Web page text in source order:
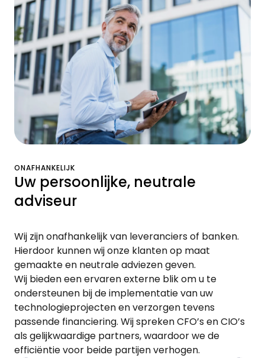
ONAFHANKELIJK
Uw persoonlijke, neutrale
adviseur
Wij zijn onafhankelijk van leveranciers of banken.
Hierdoor kunnen wij onze klanten op maat
gemaakte en neutrale adviezen geven.
Wij bieden een ervaren externe blik om u te
ondersteunen bij de implementatie van uw
technologieprojecten en verzorgen tevens
passende financiering. Wij spreken CFO’s en CIO’s
als gelijkwaardige partners, waardoor we de
efficiëntie voor beide partijen verhogen.